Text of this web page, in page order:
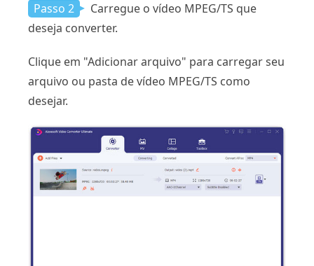
Passo 2
Carregue o vídeo MPEG/TS que
deseja converter.
Clique em "Adicionar arquivo" para carregar seu
arquivo ou pasta de vídeo MPEG/TS como
desejar.